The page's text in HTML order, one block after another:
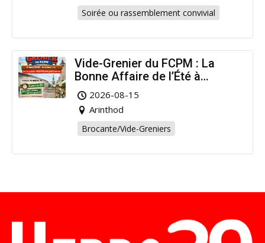
Soirée ou rassemblement convivial
Vide-Grenier du FCPM : La
Bonne Affaire de l’Été à
Arinthod !
2026-08-15
Arinthod
Brocante/Vide-Greniers